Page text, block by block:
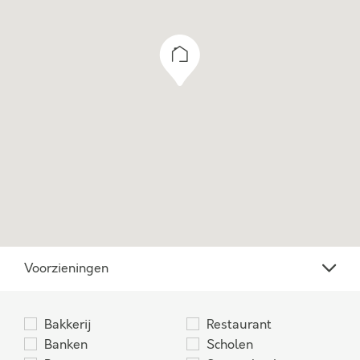
Voorzieningen
Bakkerij
Banken
Restaurant
Scholen